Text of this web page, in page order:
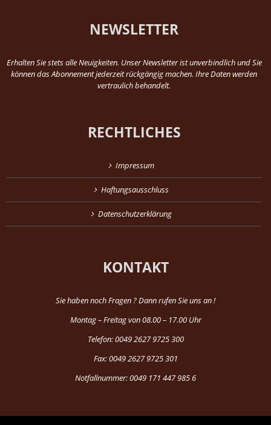
NEWSLETTER
Erhalten Sie stets alle Neuigkeiten. Unser Newsletter ist unverbindlich und Sie
können das Abonnement jederzeit rückgängig machen. Ihre Daten werden
vertraulich behandelt.
RECHTLICHES
Impressum
Haftungsausschluss
Datenschutzerklärung
KONTAKT
Sie haben noch Fragen ? Dann rufen Sie uns an !
Montag – Freitag von 08.00 – 17.00 Uhr
Telefon: 0049 2627 9725 300
Fax: 0049 2627 9725 301
Notfallnummer: 0049 171 447 985 6